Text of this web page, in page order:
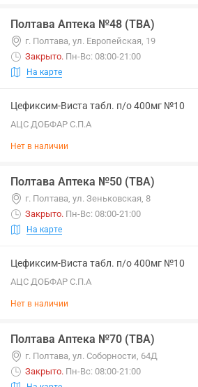
Полтава Аптека №48 (ТВА)
г. Полтава, ул. Европейская, 19
Закрыто. Пн-Вс: 08:00-21:00
На карте
Цефиксим-Виста табл. п/о 400мг №10
АЦС ДОБФАР С.П.А
Нет в наличии
Полтава Аптека №50 (ТВА)
г. Полтава, ул. Зеньковская, 8
Закрыто. Пн-Вс: 08:00-21:00
На карте
Цефиксим-Виста табл. п/о 400мг №10
АЦС ДОБФАР С.П.А
Нет в наличии
Полтава Аптека №70 (ТВА)
г. Полтава, ул. Соборности, 64Д
Закрыто. Пн-Вс: 08:00-21:00